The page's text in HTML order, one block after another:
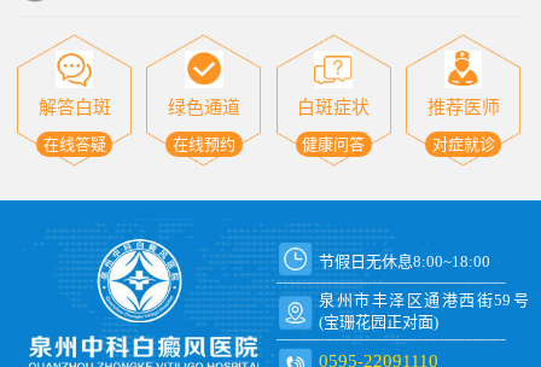
解答白斑
在线答疑
绿色通道
在线预约
白斑症状
健康问答
推荐医师
对症就诊
节假日无休息8:00~18:00
泉州市丰泽区通港西街59号
(宝珊花园正对面)
0595-22091110